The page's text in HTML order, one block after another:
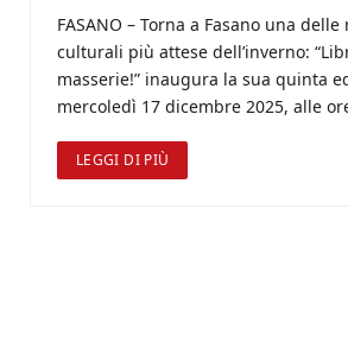
FASANO – Torna a Fasano una
culturali più attese dell’inverno:
masserie!” inaugura la sua quinta
mercoledì 17 dicembre 2025, alle
LEGGI DI PIÙ